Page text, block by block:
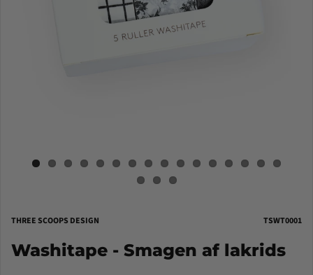
THREE SCOOPS DESIGN TSWT0001
Washitape - Smagen af lakrids